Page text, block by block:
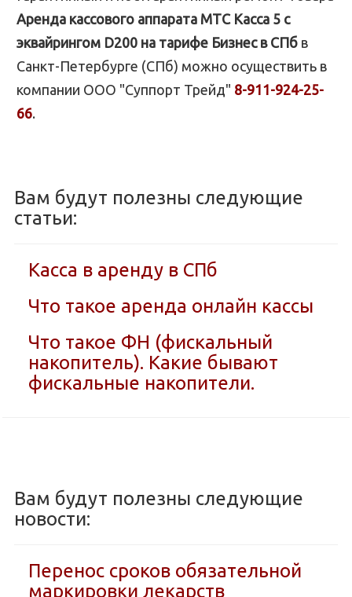
Аренда кассового аппарата МТС Касса 5 с
эквайрингом D200 на тарифе Бизнес в СПб в
Санкт-Петербурге (СПб) можно осуществить в
компании ООО "Суппорт Трейд" 8-911-924-25-
66.
Вам будут полезны следующие
статьи:
Касса в аренду в СПб
Что такое аренда онлайн кассы
Что такое ФН (фискальный
накопитель). Какие бывают
фискальные накопители.
Вам будут полезны следующие
новости:
Перенос сроков обязательной
маркировки лекарств